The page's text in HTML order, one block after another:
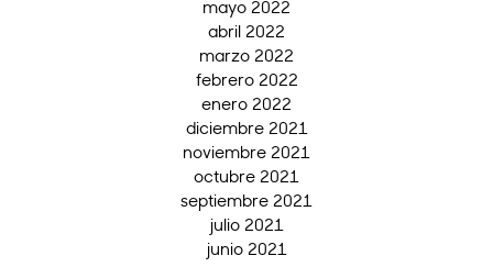
mayo 2022
abril 2022
marzo 2022
febrero 2022
enero 2022
diciembre 2021
noviembre 2021
octubre 2021
septiembre 2021
julio 2021
junio 2021